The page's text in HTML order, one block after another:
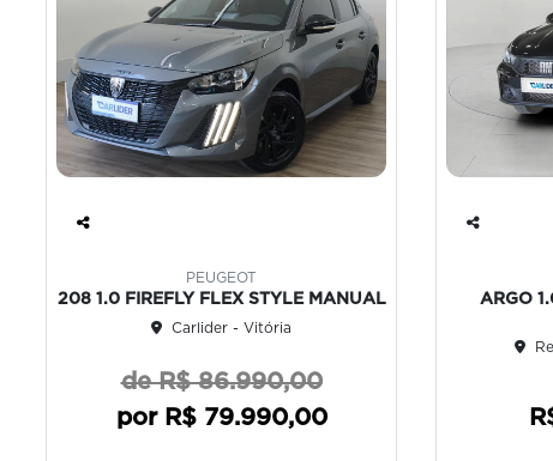
ilh
PEUGEOT
208 1.0 FIREFLY FLEX STYLE MANUAL
Carlider - Vitória
de R$ 86.990,00
por R$ 79.990,00
ilh
ARGO